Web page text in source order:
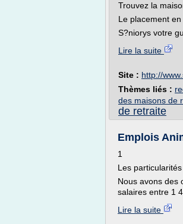
Trouvez la
Le placement
S?niorys votre
Lire la suite
Site : http://
Thèmes liés :
des maisons de
de retraite
Emplois
1
Les
Nous avons des
salaires entre 1
Lire la suite